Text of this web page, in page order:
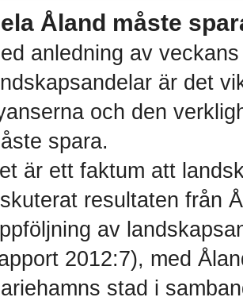
Åland måste
anledning av
är det
och den
spara.
är ett faktum att
resultaten från
av
2012:7), med
stad i